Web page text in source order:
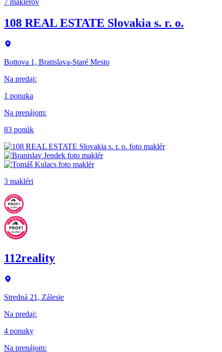
7 maklérov
108 REAL ESTATE Slovakia s. r. o.
Bottova 1, Bratislava-Staré Mesto
Na predaj:
1 ponuka
Na prenájom:
83 ponúk
3 makléri
112reality
Stredná 21, Zálesie
Na predaj:
4 ponuky
Na prenájom: